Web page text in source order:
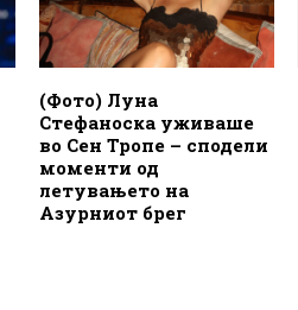
(Фото) Луна
Стефаноска уживаше
во Сен Тропе – сподели
моменти од
летувањето на
Азурниот брег